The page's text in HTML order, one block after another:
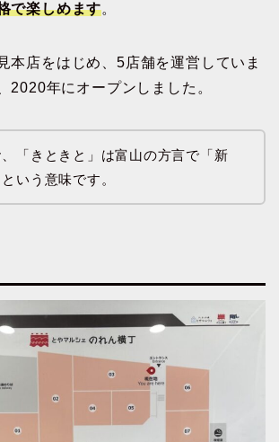
で楽しめます。
本店をはじめ、5店舗を運営していま
2020年にオープンしました。
、「きときと」は富山の方言で「新
いう意味です。